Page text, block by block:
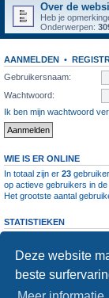
Deze website
beste
Over de
Heb je
Onderwerpen:
AANMELDEN •
Gebruikersnaam:
Wachtwoord:
Ik ben mijn wachtwoord
WIE IS ER ONLINE
In totaal zijn er 23
op actieve gebruikers in
Het grootste aantal
STATISTIEKEN
Forumoverzicht
KAA Gent kan nooit